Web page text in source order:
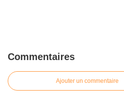
Commentaires
Ajouter un commentaire